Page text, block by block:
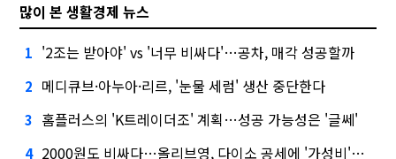
많이 본 생활경제 뉴스
1 '2조는 받아야' vs '너무 비싸다'…공차, 매각 성공할까
2 메디큐브·아누아·리르, '눈물 세럼' 생산 중단한다
3 홈플러스의 'K트레이더조' 계획…성공 가능성은 '글쎄'
4 2000원도 비싸다…올리브영, 다이소 공세에 '가성비'로 맞불